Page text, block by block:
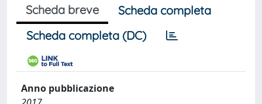
Scheda breve
Scheda completa
Scheda completa (DC)
Anno pubblicazione